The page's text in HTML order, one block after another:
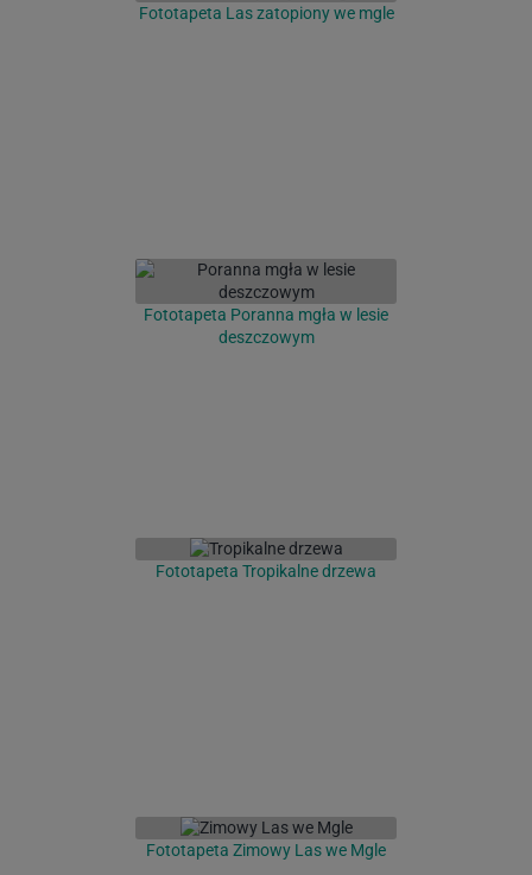
Fototapeta Las zatopiony we mgle
Fototapeta Poranna mgła w lesie
deszczowym
Fototapeta Tropikalne drzewa
Fototapeta Zimowy Las we Mgle